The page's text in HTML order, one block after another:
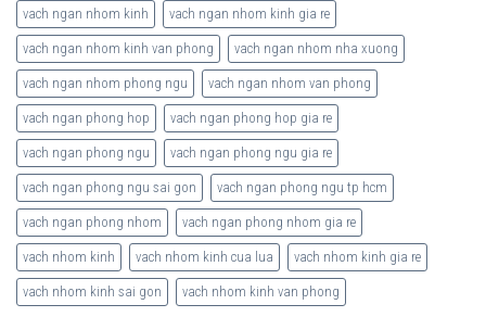
vach ngan nhom kinh vach ngan nhom kinh gia re
vach ngan nhom kinh van phong vach ngan nhom nha xuong
vach ngan nhom phong ngu vach ngan nhom van phong
vach ngan phong hop vach ngan phong hop gia re
vach ngan phong ngu vach ngan phong ngu gia re
vach ngan phong ngu sai gon vach ngan phong ngu tp hcm
vach ngan phong nhom vach ngan phong nhom gia re
vach nhom kinh vach nhom kinh cua lua vach nhom kinh gia re
vach nhom kinh sai gon vach nhom kinh van phong